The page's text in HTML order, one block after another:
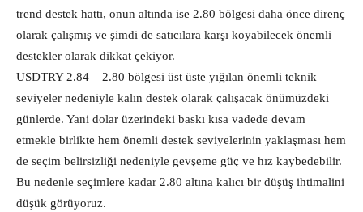
trend destek hattı, onun altında ise 2.80 bölgesi daha önce direnç
olarak çalışmış ve şimdi de satıcılara karşı koyabilecek önemli
destekler olarak dikkat çekiyor.
USDTRY 2.84 – 2.80 bölgesi üst üste yığılan önemli teknik
seviyeler nedeniyle kalın destek olarak çalışacak önümüzdeki
günlerde. Yani dolar üzerindeki baskı kısa vadede devam
etmekle birlikte hem önemli destek seviyelerinin yaklaşması hem
de seçim belirsizliği nedeniyle gevşeme güç ve hız kaybedebilir.
Bu nedenle seçimlere kadar 2.80 altına kalıcı bir düşüş ihtimalini
düşük görüyoruz.